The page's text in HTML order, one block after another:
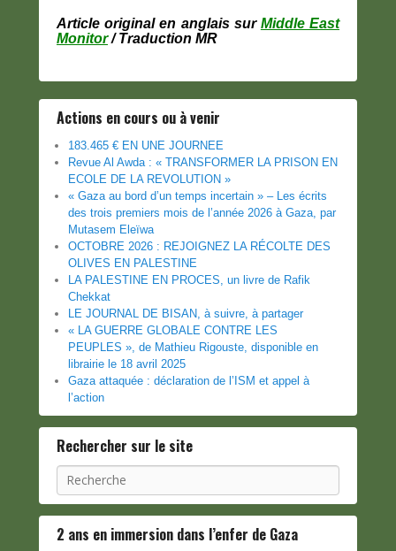
Article original en anglais sur Middle East
Monitor / Traduction MR
Actions en cours ou à venir
183.465 € EN UNE JOURNEE
Revue Al Awda : « TRANSFORMER LA PRISON EN
ECOLE DE LA REVOLUTION »
« Gaza au bord d’un temps incertain » – Les écrits
des trois premiers mois de l’année 2026 à Gaza, par
Mutasem Eleïwa
OCTOBRE 2026 : REJOIGNEZ LA RÉCOLTE DES
OLIVES EN PALESTINE
LA PALESTINE EN PROCES, un livre de Rafik
Chekkat
LE JOURNAL DE BISAN, à suivre, à partager
« LA GUERRE GLOBALE CONTRE LES
PEUPLES », de Mathieu Rigouste, disponible en
librairie le 18 avril 2025
Gaza attaquée : déclaration de l’ISM et appel à
l’action
Rechercher sur le site
Recherche
2 ans en immersion dans l’enfer de Gaza